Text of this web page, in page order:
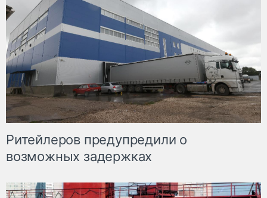
Ритейлеров предупредили о
возможных задержках